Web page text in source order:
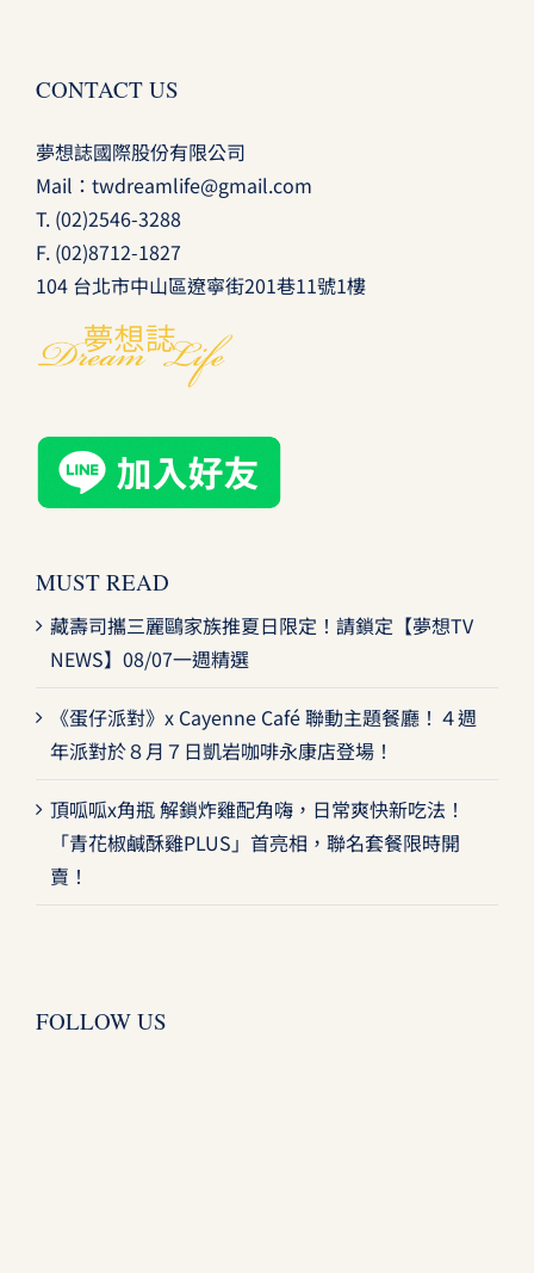
CONTACT US
夢想誌國際股份有限公司
Mail： twdreamlife@gmail.com
T. (02)2546-3288
F. (02)8712-1827
104 台北市中山區遼寧街201巷11號1樓
MUST READ
藏壽司攜三麗鷗家族推夏日限定！請鎖定【夢想TV
NEWS】08/07一週精選
《蛋仔派對》x Cayenne Café 聯動主題餐廳！４週
年派對於８月７日凱岩咖啡永康店登場！
頂呱呱x角瓶 解鎖炸雞配角嗨，日常爽快新吃法！
「青花椒鹹酥雞PLUS」首亮相，聯名套餐限時開
賣！
FOLLOW US